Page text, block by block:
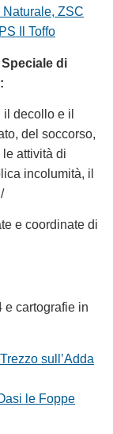
ZSC
Il Toffo
di
decollo e il
del soccorso,
attività di
incolumità, il
e coordinate di
e cartografie in
sull’Adda
le Foppe